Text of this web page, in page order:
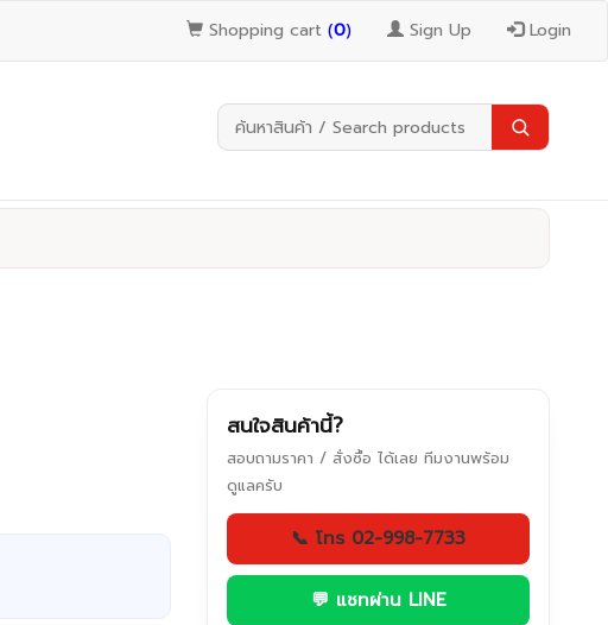
Shopping cart (0) Sign Up Login
สนใจสินค้านี้?
สอบถามราคา / สั่งซื้อ ได้เลย ทีมงานพร้อม
ดูแลครับ
📞 โทร 02-998-7733
💬 แชทผ่าน LINE